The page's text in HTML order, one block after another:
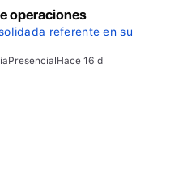
operaciones
referente en su
PresencialHace 16 d